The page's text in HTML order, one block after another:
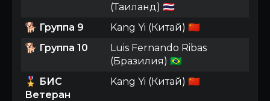
(Таиланд) 🇹🇭
🐕 Группа 9
Kang Yi (Китай) 🇨🇳
🐕 Группа 10
Luis Fernando Ribas
(Бразилия) 🇧🇷
🎖️ БИС
Ветеран
Kang Yi (Китай) 🇨🇳